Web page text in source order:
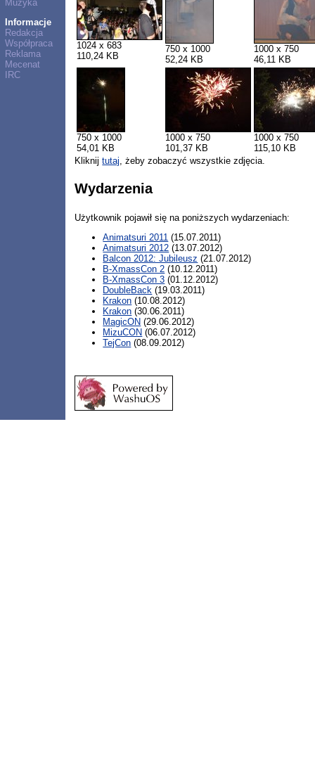
Muzyka
Informacje
Redakcja
Współpraca
Reklama
Mecenat
IRC
1024 x 683
110,24 KB
750 x 1000
52,24 KB
1000 x 750
46,11 KB
750 x 1000
54,01 KB
1000 x 750
101,37 KB
1000 x 750
115,10 KB
Kliknijtutaj, żeby zobaczyć wszystkie zdjęcia.
Wydarzenia
Użytkownik pojawił się na poniższych wydarzeniach:
Animatsuri 2011 (15.07.2011)
Animatsuri 2012 (13.07.2012)
Balcon 2012: Jubileusz (21.07.2012)
B-XmassCon 2 (10.12.2011)
B-XmassCon 3 (01.12.2012)
DoubleBack (19.03.2011)
Krakon (10.08.2012)
Krakon (30.06.2011)
MagicON (29.06.2012)
MizuCON (06.07.2012)
TejCon (08.09.2012)